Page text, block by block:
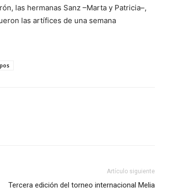
las hermanas Sanz –Marta y Patricia–,
las artífices de una semana
Artículo siguiente
Tercera edición del torneo internacional Melia